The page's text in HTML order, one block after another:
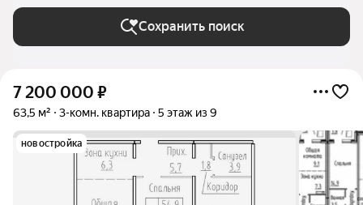
Сохранить поиск
7 200 000 ₽
63,5 м² 3-комн. квартира 5 этаж из 9
новостройка